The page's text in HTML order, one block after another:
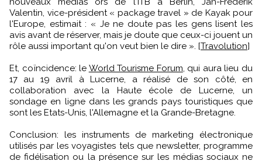
Valentin, vice-président « package travel » de Kayak pour
l'Europe, estimait : « Je ne doute pas les gens lisent les
avis avant de réserver, mais je doute que ceux-ci jouent un
rôle aussi important qu'on veut bien le dire ». [Travolution]
Et, coïncidence: le World Tourisme Forum, qui aura lieu du
17 au 19 avril à Lucerne, a réalisé de son côté, en
collaboration avec la Haute école de Lucerne, un
sondage en ligne dans les grands pays touristiques que
sont les Etats-Unis, l'Allemagne et la Grande-Bretagne.
Conclusion: les instruments de marketing électronique
utilisés par les voyagistes tels que newsletter, programme
de fidélisation ou la présence sur les médias sociaux ne